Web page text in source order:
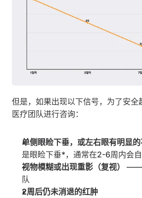
但是，如果出现以下信号，为了安全
医疗团队进行咨询：
单侧眼睑下垂，或左右眼有明显
是眼睑下垂*，通常在2-6周内会
视物模糊或出现重影（复视）
——
队
2周后仍未消退的红肿